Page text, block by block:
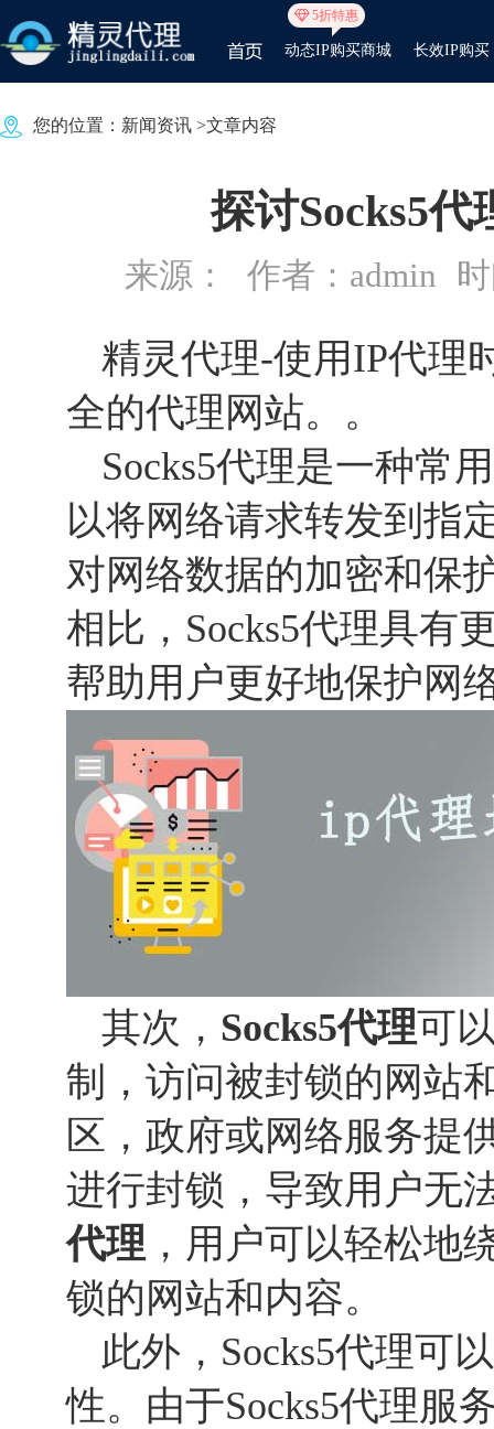
5折特惠
动态IP购买商城 长效IP购买
您的位置： 新闻资讯 >文章内容
探讨Socks5
来源： 作者：admin
精灵代理-使用IP代理
全的代理网站。。
Socks5代理是一种常
以将网络请求转发到指
对网络数据的加密和保
相比，Socks5代理具有
帮助用户更好地保护网
其次， Socks5代理可
制，访问被封锁的网站
区，政府或网络服务提
进行封锁，导致用户无
代理 ，用户可以轻松地
锁的网站和内容。
此外，Socks5代理可
性。由于Socks5代理服